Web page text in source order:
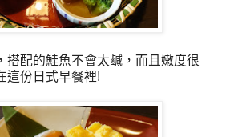
搭配的鮭魚不會太鹹，而且嫩度很
這份日式早餐裡!